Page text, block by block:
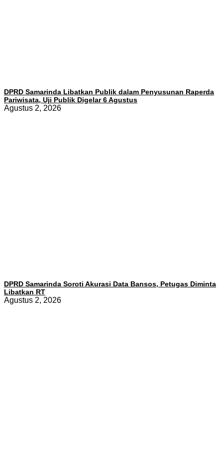
DPRD Samarinda Libatkan Publik dalam Penyusunan Raperda
Pariwisata, Uji Publik Digelar 6 Agustus
Agustus 2, 2026
DPRD Samarinda Soroti Akurasi Data Bansos, Petugas Diminta
Libatkan RT
Agustus 2, 2026